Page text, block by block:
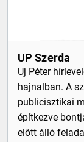
UP Szerda
Uj Péter
hajnalban. A
publicisztikai
építkezve
előtt álló